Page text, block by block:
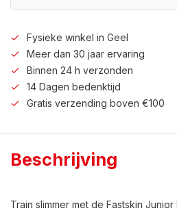
Fysieke winkel in Geel
Meer dan 30 jaar ervaring
Binnen 24 h verzonden
14 Dagen bedenktijd
Gratis verzending boven €100
Beschrijving
Train slimmer met de Fastskin